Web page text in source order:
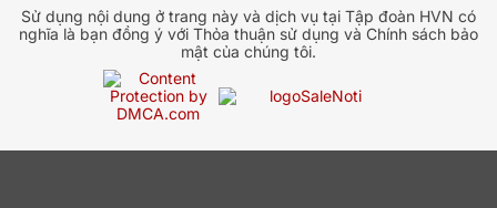
Sử dụng nội dung ở trang này và dịch vụ tại Tập đoàn HVN có
nghĩa là bạn đồng ý với Thỏa thuận sử dụng và Chính sách bảo
mật của chúng tôi.